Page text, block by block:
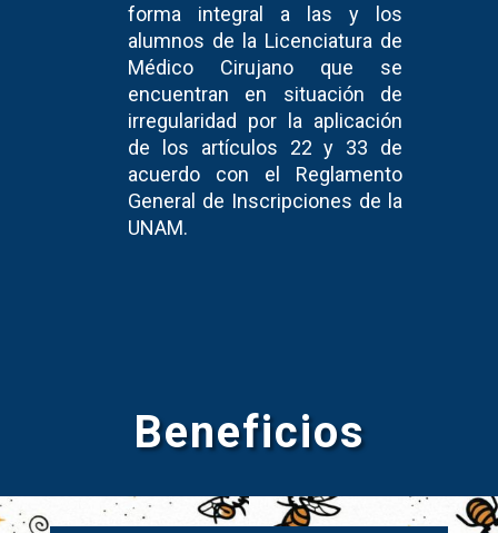
forma integral a las y los
alumnos de la Licenciatura de
Médico Cirujano que se
encuentran en situación de
irregularidad por la aplicación
de los artículos 22 y 33 de
acuerdo con el Reglamento
General de Inscripciones de la
UNAM.
Beneficios